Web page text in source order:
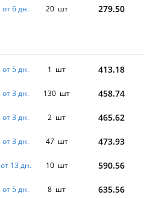
от 6 дн. 20 шт 279.50
от 5 дн. 1 шт 413.18
от 3 дн. 130 шт 458.74
от 3 дн. 2 шт 465.62
от 3 дн. 47 шт 473.93
от 13 дн. 10 шт 590.56
от 5 дн. 8 шт 635.56